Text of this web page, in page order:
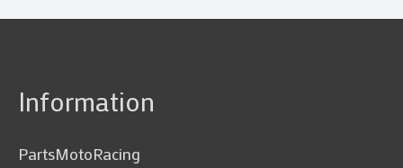
Information
PartsMotoRacing